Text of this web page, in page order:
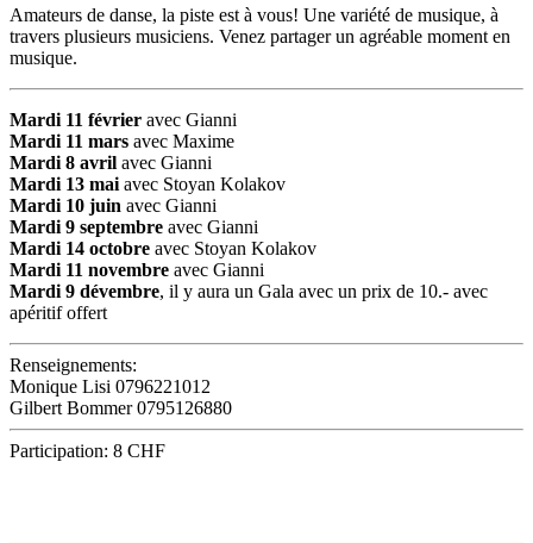
Amateurs de danse, la piste est à vous! Une variété de musique, à
travers plusieurs musiciens. Venez partager un agréable moment en
musique.
Mardi 11 février avec Gianni
Mardi 11 mars avec Maxime
Mardi 8 avril avec Gianni
Mardi 13 mai avec Stoyan Kolakov
Mardi 10 juin avec Gianni
Mardi 9 septembre avec Gianni
Mardi 14 octobre avec Stoyan Kolakov
Mardi 11 novembre avec Gianni
Mardi 9 dévembre, il y aura un Gala avec un prix de 10.- avec
apéritif offert
Renseignements:
Monique Lisi 0796221012
Gilbert Bommer 0795126880
Participation: 8 CHF